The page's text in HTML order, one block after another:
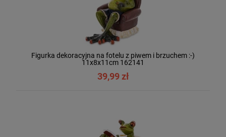
Figurka dekoracyjna na fotelu z piwem i brzuchem :-)
11x8x11cm 162141
39,99 zł